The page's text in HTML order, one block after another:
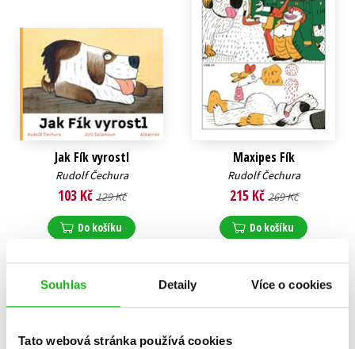
Souhlas Detaily Více o cookies
Tato webová stránka používá cookies
Jak Fík vyrostl
Rudolf Čechura
103 Kč 129 Kč
Do košíku
Maxipes Fík
Rudolf Čechura
215 Kč 269 Kč
Do košíku